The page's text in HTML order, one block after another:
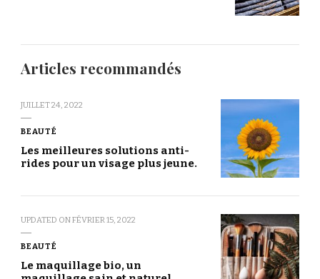
Articles recommandés
JUILLET 24, 2022
BEAUTÉ
Les meilleures solutions anti-
rides pour un visage plus jeune.
UPDATED ONFÉVRIER 15, 2022
BEAUTÉ
Le maquillage bio, un